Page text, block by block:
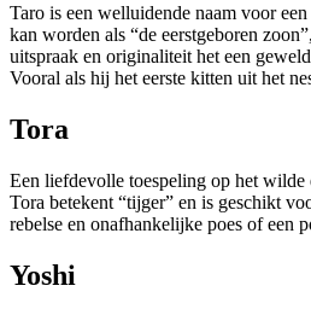
Taro is een welluidende naam voor
kan worden als “de eerstgeboren
uitspraak en originaliteit het een
Vooral als hij het eerste kitten uit het
Tora
Een liefdevolle toespeling op het wilde
Tora betekent “tijger” en is geschikt
rebelse en onafhankelijke poes of een
Yoshi